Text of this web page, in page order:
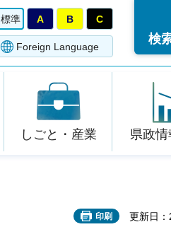
標準 A B C
Foreign Language
検
しごと・産業 県政
印刷 更新日